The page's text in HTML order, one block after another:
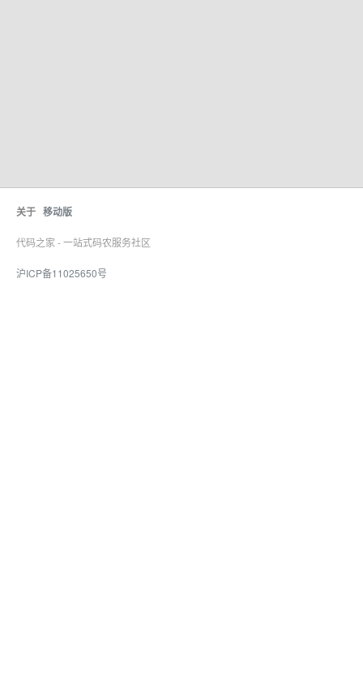
关于 移动版
代码之家 - 一站式码农服务社区
沪ICP备11025650号